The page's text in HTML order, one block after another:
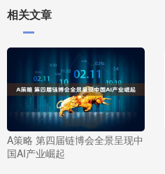
相关文章
A策略 第四届链博会全景呈现中
国AI产业崛起